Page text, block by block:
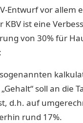
Entwurf vor allem
ist eine
von 30% für
soll an die
d.h. auf
rund 17%.